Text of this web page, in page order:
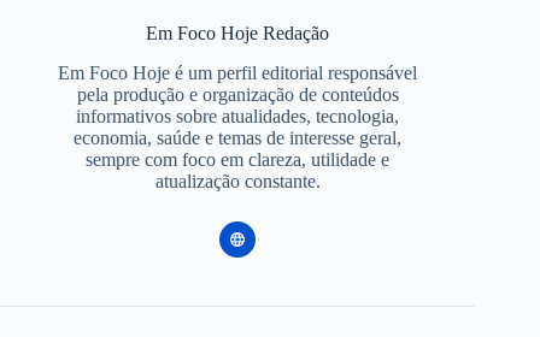
Em Foco Hoje Redação
Em Foco Hoje é um perfil editorial responsável
pela produção e organização de conteúdos
informativos sobre atualidades, tecnologia,
economia, saúde e temas de interesse geral,
sempre com foco em clareza, utilidade e
atualização constante.